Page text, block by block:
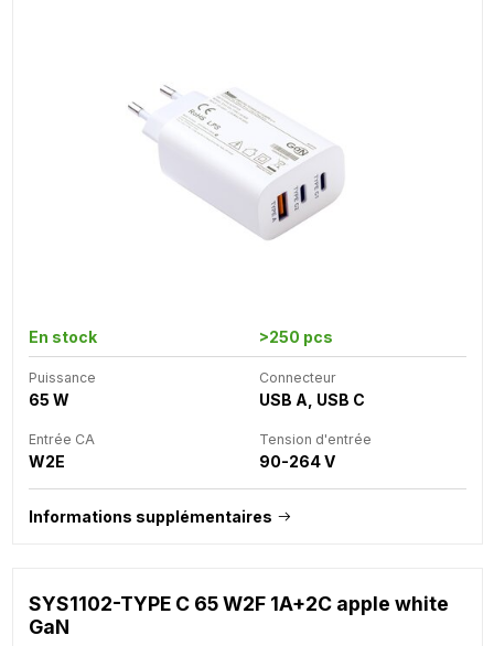
En stock >250 pcs
Puissance
65 W
Connecteur
USB A, USB C
Entrée CA
W2E
Tension d'entrée
90-264 V
Informations supplémentaires
SYS1102-TYPE C 65 W2F 1A+2C apple white
GaN